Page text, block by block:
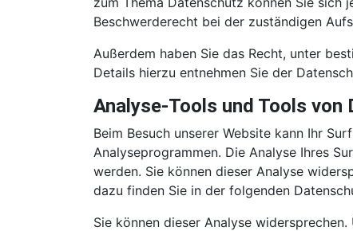
Beschwerderecht bei der zuständigen
Außerdem haben Sie das Recht, unter
Details hierzu entnehmen Sie der
Analyse-Tools und Tools von
Beim Besuch unserer Website kann Ihr
Analyseprogrammen. Die Analyse Ihres
werden. Sie können dieser Analyse
dazu finden Sie in der folgenden
Sie können dieser Analyse